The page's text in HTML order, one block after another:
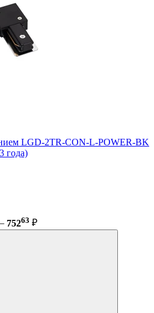
LGD-2TR-CON-L-POWER-BK
года)
75263 ₽